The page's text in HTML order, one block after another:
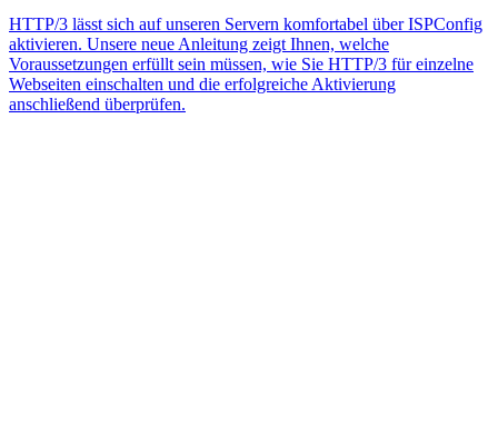
HTTP/3 lässt sich auf unseren Servern komfortabel über ISPConfig
aktivieren. Unsere neue Anleitung zeigt Ihnen, welche
Voraussetzungen erfüllt sein müssen, wie Sie HTTP/3 für einzelne
Webseiten einschalten und die erfolgreiche Aktivierung
anschließend überprüfen.